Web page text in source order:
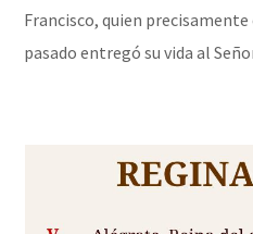
Francisco, quien precisamente
pasado entregó su vida al